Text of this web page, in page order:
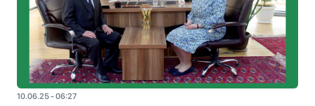
10.06.25 - 06:27